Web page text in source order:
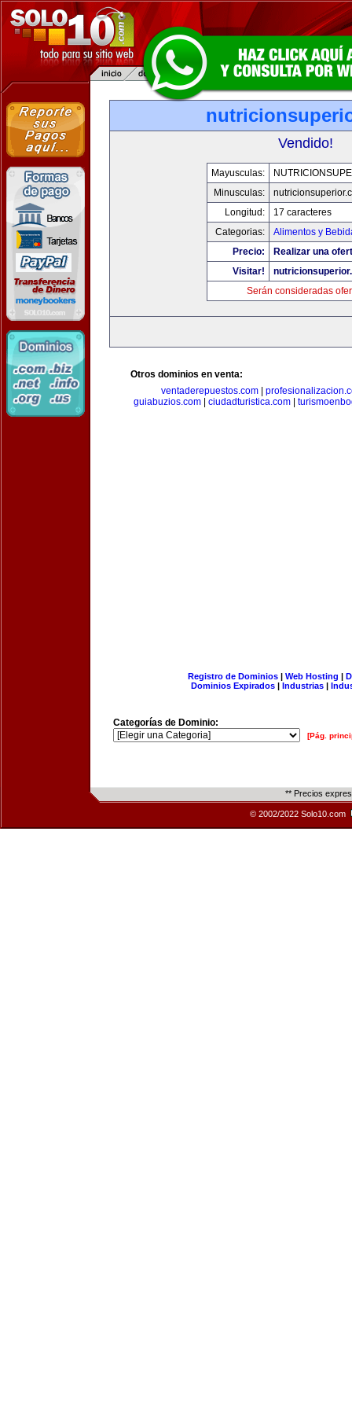
Vendido!
Mayusculas:
Minusculas:
Longitud:
17 caracteres
Categorias:
Alimentos y
Precio:
Realizar una
Visitar!
Serán consideradas
Otros dominios en venta:
ventaderepuestos.com
guiabuzios.com| ciudadturistica.com|
Registro de Dominios| Web Hosting |
Dominios Expirados | Industrias |
Categorías de Dominio:
[Pág.
** Precios
© 2002/2022 Solo10.com